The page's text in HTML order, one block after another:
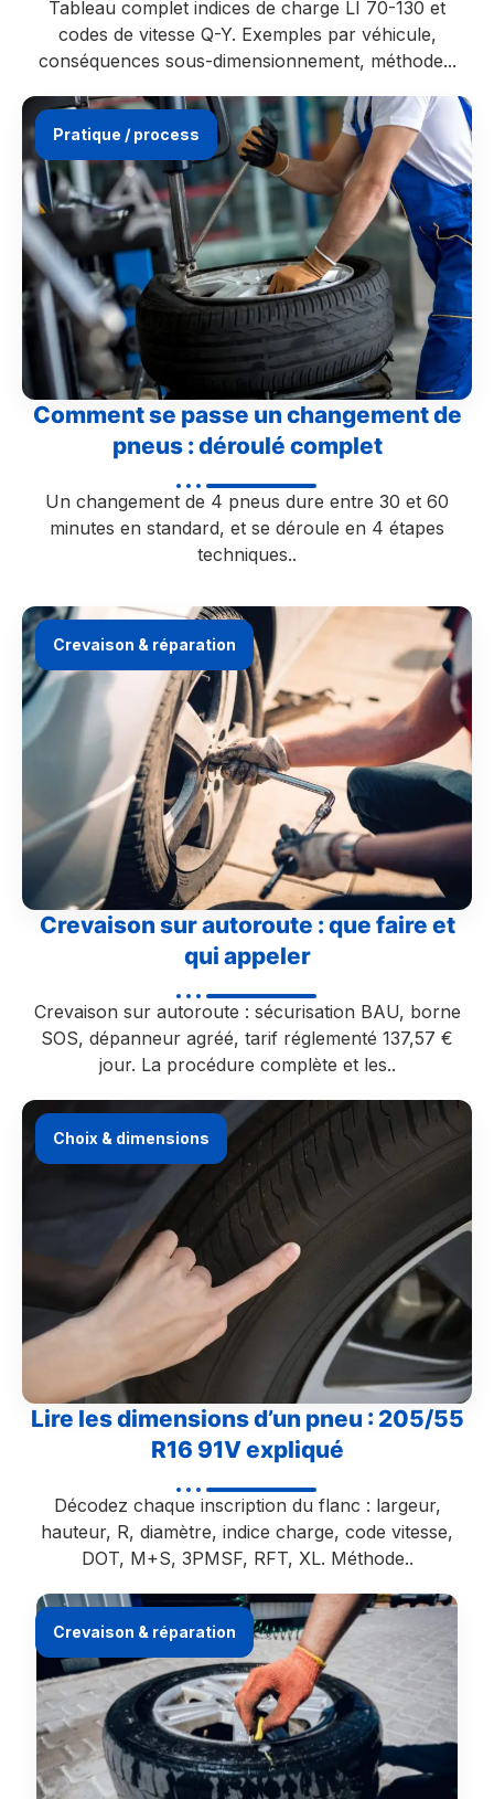
Tableau complet indices de charge LI 70-130 et
codes de vitesse Q-Y. Exemples par véhicule,
conséquences sous-dimensionnement, méthode...
Pratique / process
Comment se passe un changement de
pneus : déroulé complet
Un changement de 4 pneus dure entre 30 et 60
minutes en standard, et se déroule en 4 étapes
techniques..
Crevaison & réparation
Crevaison sur autoroute : que faire et
qui appeler
Crevaison sur autoroute : sécurisation BAU, borne
SOS, dépanneur agréé, tarif réglementé 137,57 €
jour. La procédure complète et les..
Choix & dimensions
Lire les dimensions d’un pneu : 205/55
R16 91V expliqué
Décodez chaque inscription du flanc : largeur,
hauteur, R, diamètre, indice charge, code vitesse,
DOT, M+S, 3PMSF, RFT, XL. Méthode..
Crevaison & réparation